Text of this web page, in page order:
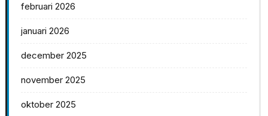
februari 2026
januari 2026
december 2025
november 2025
oktober 2025